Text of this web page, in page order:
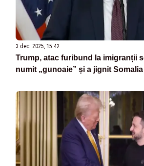
3 dec. 2025, 15:42
Trump, atac furibund la imigranții
numit „gunoaie” și a jignit Somalia